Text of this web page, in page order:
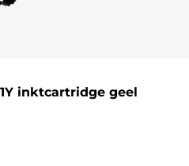
inktcartridge geel